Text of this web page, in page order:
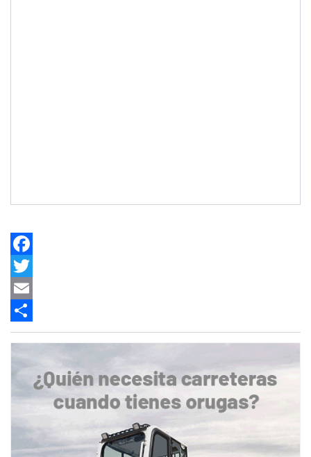
Facebook
Twitter
Email
Share